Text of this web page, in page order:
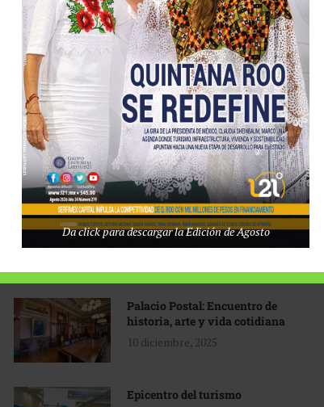
Tecnológico de Monterrey
3 agosto, 2026
Promoción turística con visión
1 abril, 2026
Industria global en
reconfiguración
31 marzo, 2026
Palacio Postal: Encuentro de
historia, arte y vida cotidiana
10 diciembre, 2025
Epicentro del turismo
Da click para descargar la Edición de Agosto